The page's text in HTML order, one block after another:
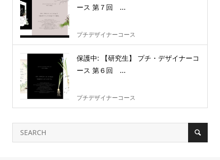
ース 第７回 ...
プチデザイナーコース
保護中: 【研究生】 プチ・デザイナーコ
ース 第６回 ...
プチデザイナーコース